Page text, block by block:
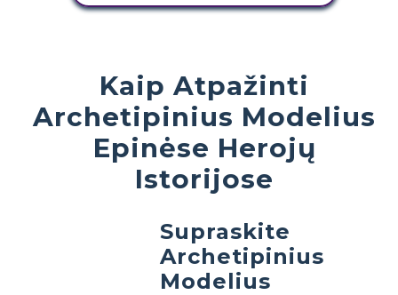
Kaip Atpažinti
Archetipinius Modelius
Epinėse Herojų
Istorijose
Supraskite
Archetipinius
Modelius